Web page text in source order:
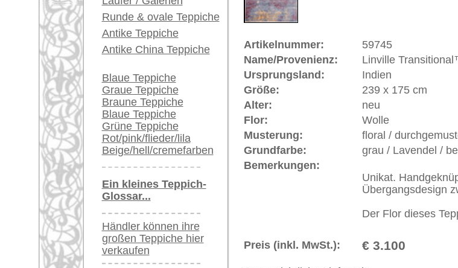
Bestellvorgang
Lieferung und Zahlung
Widerrufsrecht
Datenschutz
Teppiche.tv - große moderne Teppiche | neue und antike Orientteppiche -
riesige Auswahl
Kundenservice:
Deutschland / Österreich: +49 (0)40 450 4102
United Kingdom: +44 (0)20 7183 4544
USA / Canada: +1 646-688-1335
Impressum|Kontakt|Geschäftsbedingungen